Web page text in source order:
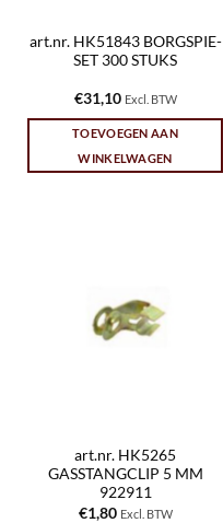
art.nr. HK51843 BORGSPIE-
SET 300 STUKS
€31,10 Excl. BTW
TOEVOEGEN AAN
WINKELWAGEN
art.nr. HK5265
GASSTANGCLIP 5 MM
922911
€1,80 Excl. BTW